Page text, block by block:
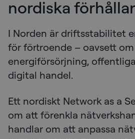
nordiska
I Norden är driftsstabilitet
för förtroende – oavsett
energiförsörjning,
digital handel.
Ett nordiskt Network as a
om att förenkla
handlar om att anpassa